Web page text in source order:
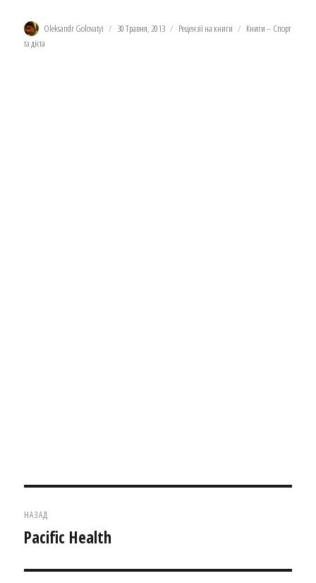
Автор
Oleksandr Golovatyi Оприлюднено
30 Травня, 2013 Категорії
Рецензії на книги Позначки
Книги – Спорт
та дієта
записів
НАЗАД
Попередній
Pacific Health